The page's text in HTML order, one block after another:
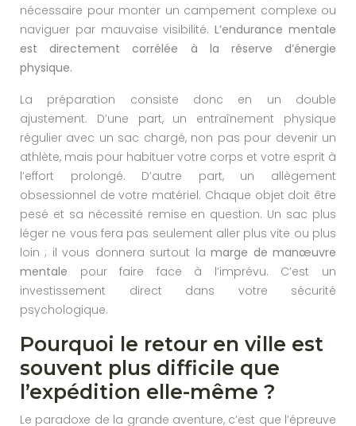
nécessaire pour monter un campement complexe ou
naviguer par mauvaise visibilité.L’endurance mentale
est directement corrélée à la réserve d’énergie
physique.
La préparation consiste donc en un double
ajustement. D’une part, un entraînement physique
régulier avec un sac chargé, non pas pour devenir un
athlète, mais pour habituer votre corps et votre esprit à
l’effort prolongé. D’autre part, un allègement
obsessionnel de votre matériel. Chaque objet doit être
pesé et sa nécessité remise en question. Un sac plus
léger ne vous fera pas seulement aller plus vite ou plus
loin ; il vous donnera surtout lamarge de manœuvre
mentale pour faire face à l’imprévu. C’est un
investissement direct dans votre sécurité
psychologique.
Pourquoi le retour en ville est
souvent plus difficile que
l’expédition elle-même ?
Le paradoxe de la grande aventure, c’est que l’épreuve